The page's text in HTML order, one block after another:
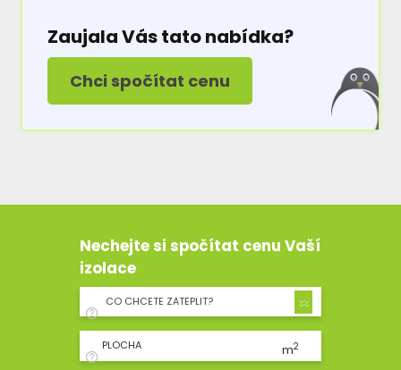
Zaujala Vás tato nabídka?
Chci spočítat cenu
Nechejte si spočítat cenu Vaší
izolace
CO CHCETE ZATEPLIT?
PLOCHA m2